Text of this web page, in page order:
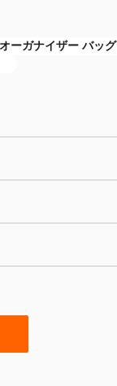
ーガナイザー バッグ